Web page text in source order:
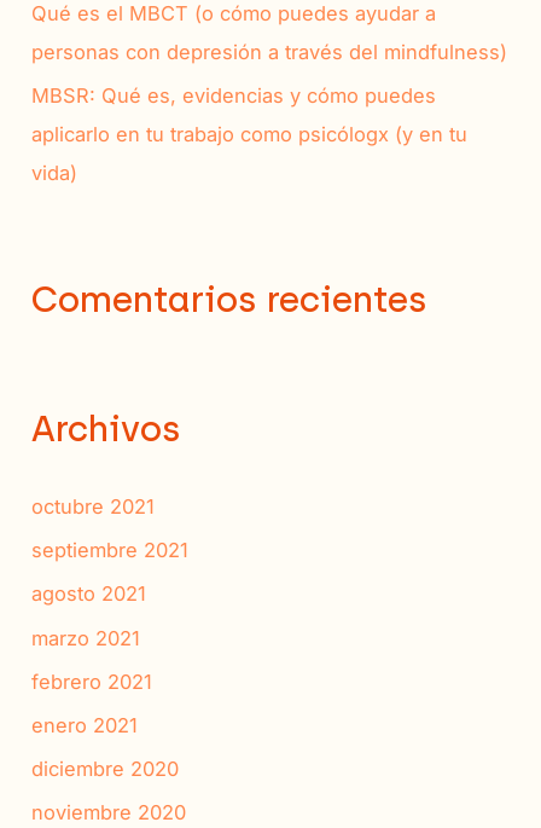
Qué es el MBCT (o cómo puedes ayudar a
personas con depresión a través del mindfulness)
MBSR: Qué es, evidencias y cómo puedes
aplicarlo en tu trabajo como psicólogx (y en tu
vida)
Comentarios recientes
Archivos
octubre 2021
septiembre 2021
agosto 2021
marzo 2021
febrero 2021
enero 2021
diciembre 2020
noviembre 2020